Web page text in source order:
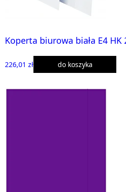
Koperta biurowa biała E4 HK
226,01 zł do koszyka